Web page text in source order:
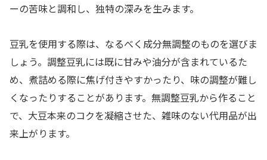
ーの苦味と調和し、独特の深みを生みます。
豆乳を使用する際は、なるべく成分無調整のものを選びま
しょう。調整豆乳には既に甘みや油分が含まれているた
め、煮詰める際に焦げ付きやすかったり、味の調整が難し
くなったりすることがあります。無調整豆乳から作ること
で、大豆本来のコクを凝縮させた、雑味のない代用品が出
来上がります。